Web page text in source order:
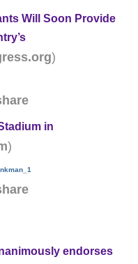
Will Soon Provide
)
in
)
endorses